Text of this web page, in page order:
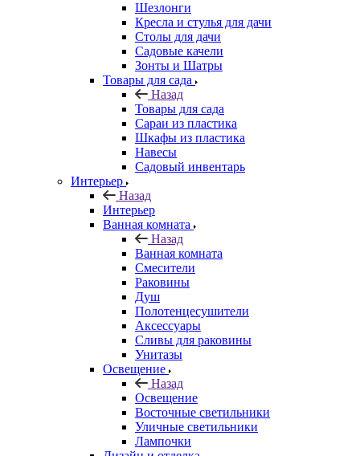
Шезлонги
Кресла и стулья для дачи
Столы для дачи
Садовые качели
Зонты и Шатры
Товары для сада
Назад
Товары для сада
Сараи из пластика
Шкафы из пластика
Навесы
Садовый инвентарь
Интерьер
Назад
Интерьер
Ванная комната
Назад
Ванная комната
Смесители
Раковины
Душ
Полотенцесушители
Аксессуары
Сливы для раковины
Унитазы
Освещение
Назад
Освещение
Восточные светильники
Уличные светильники
Лампочки